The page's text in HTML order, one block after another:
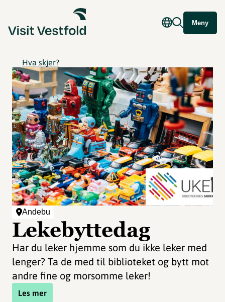
Meny
Hva skjer?
Andebu
Lekebyttedag
Har du leker hjemme som du ikke leker med
lenger? Ta de med til biblioteket og bytt mot
andre fine og morsomme leker!
Les mer